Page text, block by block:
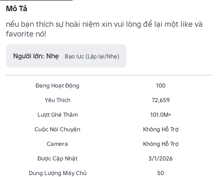
Mô Tả
nếu bạn thích sự hoài niệm xin vui lòng để lại một like và
favorite nó!
Người lớn: Nhẹ Bạo lực (Lặp lại/Nhẹ)
Đang Hoạt Động
100
Yêu Thích
72,659
Lượt Ghé Thăm
101.0M+
Cuộc Nói Chuyện
Không Hỗ Trợ
Camera
Không Hỗ Trợ
Được Cập Nhật
3/1/2026
Dung Lượng Máy Chủ
50